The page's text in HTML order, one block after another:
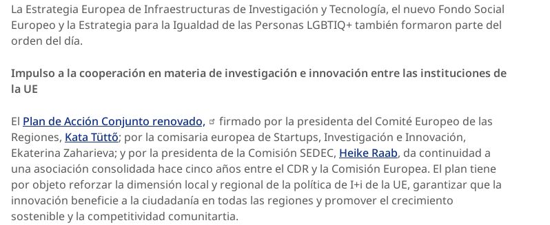
La Estrategia Europea de Infraestructuras de Investigación y Tecnología, el nuevo Fondo Social
Europeo y la Estrategia para la Igualdad de las Personas LGBTIQ+ también formaron parte del
orden del día.
Impulso a la cooperación en materia de investigación e innovación entre las instituciones de
la UE
El Plan de Acción Conjunto renovado,
firmado por la presidenta del Comité Europeo de las
Regiones, Kata Tüttő; por la comisaria europea de Startups, Investigación e Innovación,
Ekaterina Zaharieva; y por la presidenta de la Comisión SEDEC, Heike Raab, da continuidad a
una asociación consolidada hace cinco años entre el CDR y la Comisión Europea. El plan tiene
por objeto reforzar la dimensión local y regional de la política de I+i de la UE, garantizar que la
innovación beneficie a la ciudadanía en todas las regiones y promover el crecimiento
sostenible y la competitividad comunitartia.